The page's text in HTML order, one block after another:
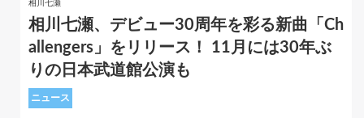
相川七瀬
相川七瀬、デビュー30周年を彩る新曲「Ch
allengers」をリリース！ 11月には30年ぶ
りの日本武道館公演も
ニュース